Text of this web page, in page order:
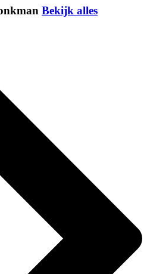
Bekijk alles